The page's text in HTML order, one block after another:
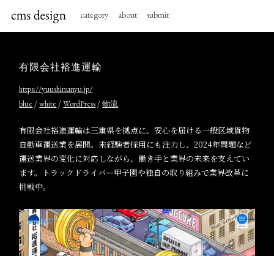
category about submit
有限会社裕進運輸
https://yuushinunyu.jp/
blue /white /WordPress /物流
有限会社裕進運輸は三重県を拠点に、安心を届ける一般区域貨物
自動車運送業を展開。未経験者採用にも注力し、2024年問題など
運送業界の変化に対応しながら、働き手と業界の未来を支えてい
ます。トラックドライバー甲子園や独自の取り組みで業界改革に
挑戦中。